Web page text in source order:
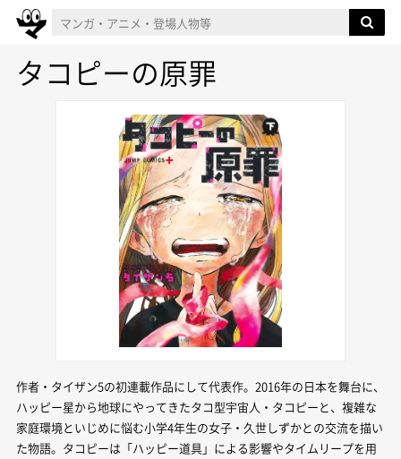
タコピーの原罪
作者・タイザン5の初連載作品にして代表作。2016年の日本を舞台に、
ハッピー星から地球にやってきたタコ型宇宙人・タコピーと、複雑な
家庭環境といじめに悩む小学4年生の女子・久世しずかとの交流を描い
た物語。タコピーは「ハッピー道具」による影響やタイムリープを用